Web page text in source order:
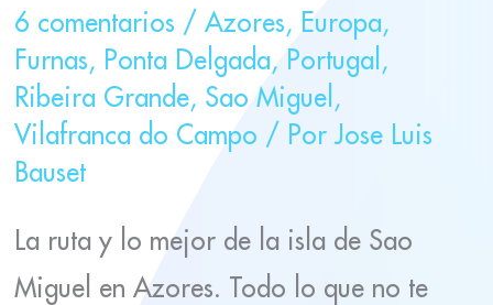
6 comentarios / Azores, Europa,
Furnas, Ponta Delgada, Portugal ,
Ribeira Grande, Sao Miguel ,
Vilafranca do Campo / Por Jose Luis
Bauset
La ruta y lo mejor de la isla de Sao
Miguel en Azores. Todo lo que no te